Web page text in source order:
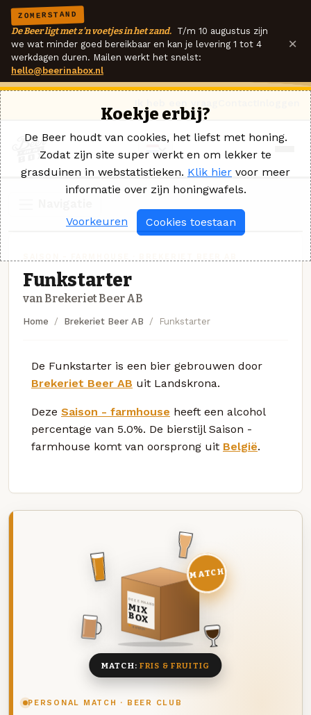
ZOMERSTAND
De Beer ligt met z'n voetjes in het zand. T/m 10 augustus zijn
we wat minder goed bereikbaar en kan je levering 1 tot 4
werkdagen duren. Mailen werkt het snelst:
hello@beerinabox.nl
×
Funkstarter
van Brekeriet Beer AB
Home Brekeriet Beer AB Funkstarter
De Funkstarter is een bier gebrouwen door
Brekeriet Beer AB uit Landskrona.
Deze Saison - farmhouse heeft een alcohol
percentage van 5.0%. De bierstijl Saison -
farmhouse komt van oorsprong uit België.
PERSONAL MATCH · BEER CLUB
DEZE MAAND
MIX
BOX
8 BIEREN
MATCH
MATCH: FRIS & FRUITIG
Koekje erbij?
De Beer houdt van cookies, het liefst met honing.
Zodat zijn site super werkt en om lekker te
grasduinen in webstatistieken. Klik hier voor meer
informatie over zijn honingwafels.
Voorkeuren Cookies toestaan